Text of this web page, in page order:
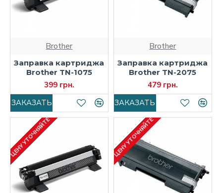
Brother
Заправка картриджа
Brother TN-1075
399 грн.
ЗАКАЗАТЬ
Brother
Заправка картриджа
Brother TN-2075
479 грн.
ЗАКАЗАТЬ
ЦЕНУ УТОЧНЯЙТЕ ЦЕНУ УТОЧНЯЙТЕ